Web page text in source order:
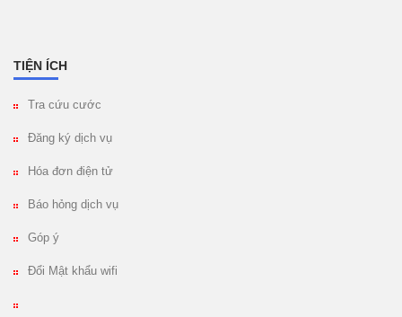
TIỆN ÍCH
Tra cứu cước
Đăng ký dịch vụ
Hóa đơn điện tử
Báo hỏng dịch vụ
Góp ý
Đổi Mật khẩu wifi